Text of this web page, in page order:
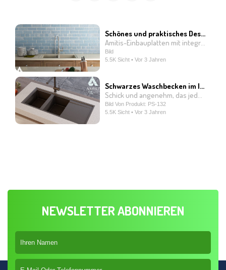
Schönes und praktisches Design für Ihre Küche
Amitis-Einbauplatten mit integrierter Spüle gehören zu den hochwertigen und marktfähigen Produkten unseres Unternehmens. Diese Platten werden mit fortschrittlicher Produktionstechnologie in einem Stück hergestellt und im Gegensatz zu anderen Produkten wird die Spüle nicht separat an der Platte installiert. Vielmehr werden Teller und Spüle integriert hergestellt und als Ganzes an den Kunden geliefert. Dieses einzigartige Merkmal bedeutet, dass zwischen der Platte und dem Spülbecken keine Rillen und Nähte vorhanden sind, wodurch der Rückfluss des Wassers aus dem Spülbecken leicht in die Abwasserrohre geleitet wird und die Bildung von Hautbereichen für Bakterien verhindert wird. Darüber hinaus sind diese Teller mit antibakterieller Wirkung ausgestattet, die mit jeder Art von Reinigungsmittel kompatibel ist. Das bedeutet, dass Sie zum Waschen des Bildschirms und des Spülbeckens jedes Haushaltswaschmittel verwenden können, ohne sich Gedanken über die Auswirkungen auf die Oberfläche des Bildschirms und des Waschbeckens machen zu müssen. Wenn Sie sich für Amitis-Einbauplatten mit integrierter Spüle entscheiden, schaffen Sie nicht nur eine schöne und helle Küche, sondern verfügen auch über bessere Sanitäranlagen in Ihrer Küche, die es den Benutzern ermöglichen, einfach und bequem in ihrer Küche zu arbeiten.
Bild
5.5K Sicht • Vor 3 Jahren
Schwarzes Waschbecken im Inselschrank
Schick und angenehm, das jeden Koch vor Glück ertrinken lässt.
Bild Von Produkt: PS-132
5.5K Sicht • Vor 3 Jahren
NEWSLETTER ABONNIEREN